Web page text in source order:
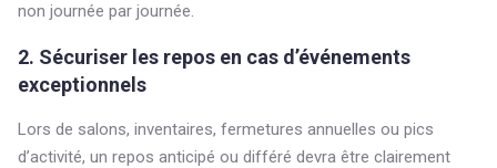
non journée par journée.
2. Sécuriser les repos en cas d’événements
exceptionnels
Lors de salons, inventaires, fermetures annuelles ou pics
d’activité, un repos anticipé ou différé devra être clairement